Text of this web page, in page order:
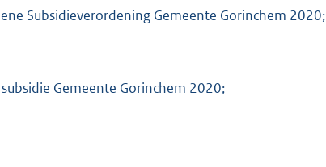
:
Subsidieverordening Gemeente Gorinchem 2020;
Gemeente Gorinchem 2020;